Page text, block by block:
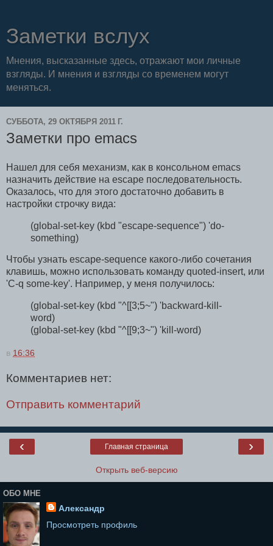
Заметки вслух
Мнения, высказанные здесь, отражают мои личные
взгляды. И мнения и взгляды со временем могут
меняться.
СУББОТА, 29 ОКТЯБРЯ 2011 Г.
Заметки про emacs
Нашел для себя механизм, как в консольном emacs
назначить действие на escape последовательность.
Оказалось, что для этого достаточно добавить в
настройки строчку вида:
(global-set-key (kbd "escape-sequence") 'do-
something)
Чтобы узнать escape-sequence какого-либо сочетания
клавишь, можно использовать команду quoted-insert, или
'C-q some-key'. Например, у меня получилось:
(global-set-key (kbd "^[[3;5~") 'backward-kill-
word)
(global-set-key (kbd "^[[9;3~") 'kill-word)
в 16:36
Комментариев нет:
Отправить комментарий
‹ ›
Главная страница
Открыть веб-версию
ОБО МНЕ
Александр
Просмотреть профиль